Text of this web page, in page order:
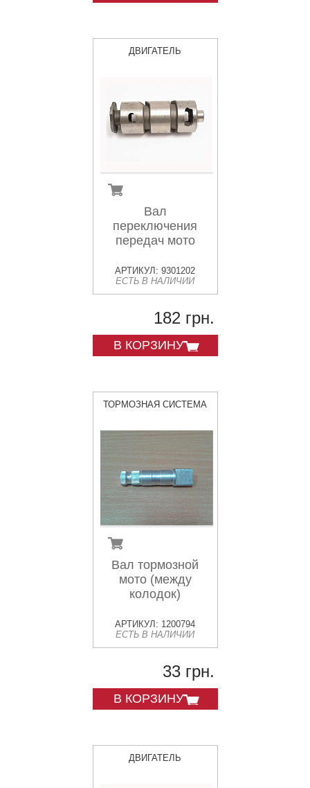
ДВИГАТЕЛЬ
Вал
переключения
передач мото
АРТИКУЛ: 9301202
ЕСТЬ В НАЛИЧИИ
182 грн.
В КОРЗИНУ
ТОРМОЗНАЯ СИСТЕМА
Вал тормозной
мото (между
колодок)
АРТИКУЛ: 1200794
ЕСТЬ В НАЛИЧИИ
33 грн.
В КОРЗИНУ
ДВИГАТЕЛЬ